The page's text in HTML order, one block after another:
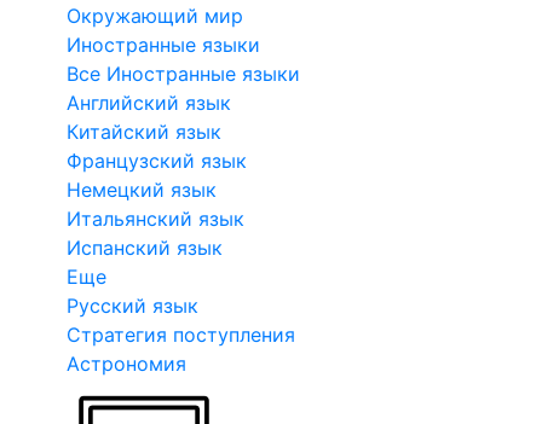
Окружающий мир
Иностранные языки
Все Иностранные языки
Английский язык
Китайский язык
Французский язык
Немецкий язык
Итальянский язык
Испанский язык
Еще
Русский язык
Стратегия поступления
Астрономия